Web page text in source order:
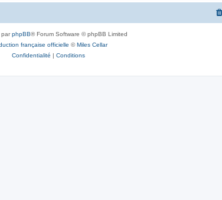
parphpBB® Forum Software © phpBB Limited
française officielle ©Miles Cellar
Confidentialité | Conditions